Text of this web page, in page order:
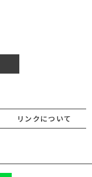
リンクについて